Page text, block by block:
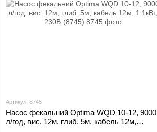
Артикул: 8745
Насос фекальний Optima WQD 10-12, 9000
л/год, вис. 12м, глиб. 5м, кабель 12м,